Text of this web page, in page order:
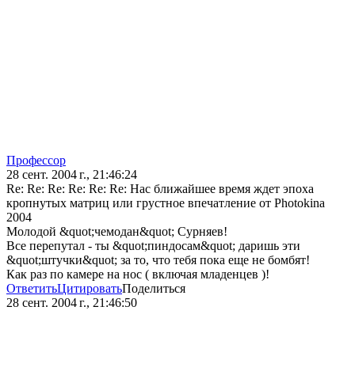
Профессор
28 сент. 2004 г., 21:46:24
Re: Re: Re: Re: Re: Re: Нас ближайшее время ждет эпоха
кропнутых матриц или грустное впечатление от Photokina
2004
Молодой &quot;чемодан&quot; Сурняев!
Все перепутал - ты &quot;пиндосам&quot; даришь эти
&quot;штучки&quot; за то, что тебя пока еще не бомбят!
Как раз по камере на нос ( включая младенцев )!
ОтветитьЦитироватьПоделиться
28 сент. 2004 г., 21:46:50